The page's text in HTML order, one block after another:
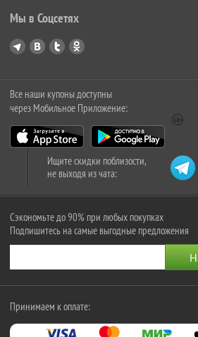
Мы в Соцсетях
Все наши купоны доступны
через Мобильное Приложение:
Ищите скидки поблизости,
не выходя из чата:
Сэкономьте до 90% при любых покупках
Подпишитесь на самые выгодные предложения
Принимаем к оплате: